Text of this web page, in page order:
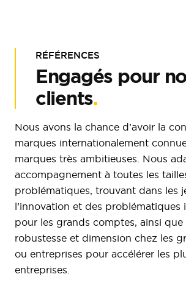
RÉFÉRENCES
Engagés pour
clients.
Nous avons la chance d’avoir la
marques internationalement
marques très ambitieuses. Nous
accompagnement à toutes les
problématiques, trouvant dans les
l’innovation et des problématiques
pour les grands comptes, ainsi que
robustesse et dimension chez les
ou entreprises pour accélérer les
entreprises.